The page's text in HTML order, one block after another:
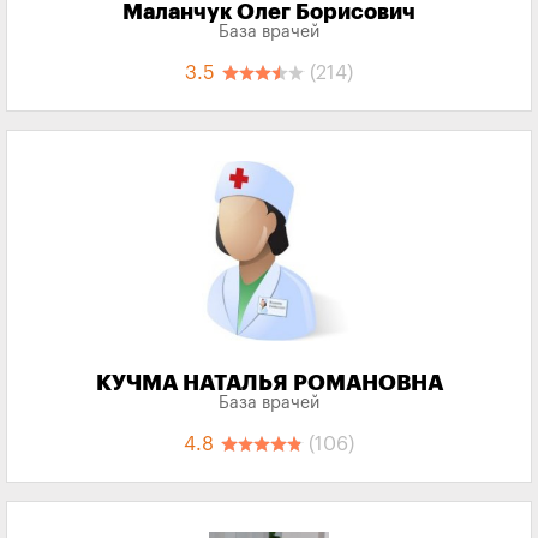
Маланчук Олег Борисович
База врачей
3.5 (214)
КУЧМА НАТАЛЬЯ РОМАНОВНА
База врачей
4.8 (106)